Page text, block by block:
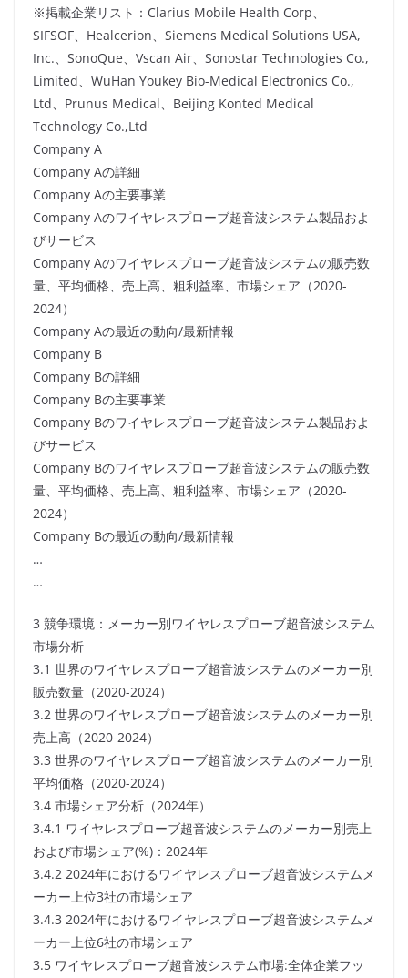
※掲載企業リスト：Clarius Mobile Health Corp、
SIFSOF、Healcerion、Siemens Medical Solutions USA,
Inc.、SonoQue、Vscan Air、Sonostar Technologies Co.,
Limited、WuHan Youkey Bio-Medical Electronics Co.,
Ltd、Prunus Medical、Beijing Konted Medical
Technology Co.,Ltd
Company A
Company Aの詳細
Company Aの主要事業
Company Aのワイヤレスプローブ超音波システム製品およ
びサービス
Company Aのワイヤレスプローブ超音波システムの販売数
量、平均価格、売上高、粗利益率、市場シェア（2020-
2024）
Company Aの最近の動向/最新情報
Company B
Company Bの詳細
Company Bの主要事業
Company Bのワイヤレスプローブ超音波システム製品およ
びサービス
Company Bのワイヤレスプローブ超音波システムの販売数
量、平均価格、売上高、粗利益率、市場シェア（2020-
2024）
Company Bの最近の動向/最新情報
…
…
3 競争環境：メーカー別ワイヤレスプローブ超音波システム
市場分析
3.1 世界のワイヤレスプローブ超音波システムのメーカー別
販売数量（2020-2024）
3.2 世界のワイヤレスプローブ超音波システムのメーカー別
売上高（2020-2024）
3.3 世界のワイヤレスプローブ超音波システムのメーカー別
平均価格（2020-2024）
3.4 市場シェア分析（2024年）
3.4.1 ワイヤレスプローブ超音波システムのメーカー別売上
および市場シェア(%)：2024年
3.4.2 2024年におけるワイヤレスプローブ超音波システムメ
ーカー上位3社の市場シェア
3.4.3 2024年におけるワイヤレスプローブ超音波システムメ
ーカー上位6社の市場シェア
3.5 ワイヤレスプローブ超音波システム市場:全体企業フッ